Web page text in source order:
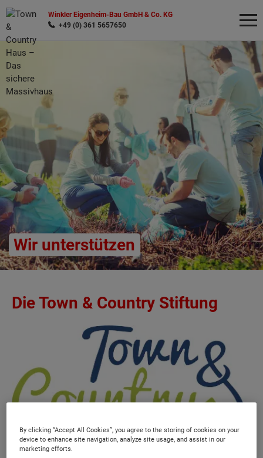
Winkler Eigenheim-Bau GmbH & Co. KG
+49 (0) 361 5657650
Wir unterstützen
Die Town & Country Stiftung
Wonach möchten Sie suchen?
By clicking “Accept All Cookies”, you agree to the storing of cookies on your
device to enhance site navigation, analyze site usage, and assist in our
marketing efforts.